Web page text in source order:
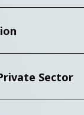
of TVET
Sector